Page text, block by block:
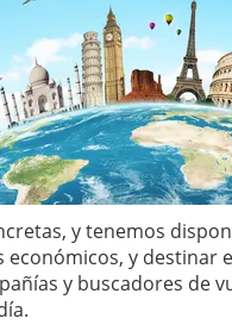
y tenemos
económicos, y destinar
y buscadores de